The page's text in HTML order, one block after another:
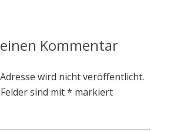
Kommentar
wird nicht veröffentlicht.
sind mit* markiert